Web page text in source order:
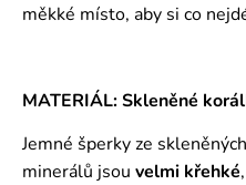
měkké místo, aby si co
MATERIÁL: Skleněné
Jemné šperky ze
minerálů jsou velmi křehké